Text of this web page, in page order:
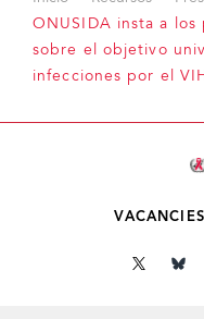
ONUSIDA insta a
sobre el objetivo
infecciones por el
VACANCIES